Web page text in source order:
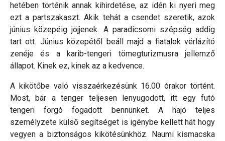
hetében történik annak kihirdetése, az idén ki nyeri meg
ezt a partszakaszt. Akik tehát a csendet szeretik, azok
június közepéig jöjjenek. A paradicsomi szépség addig
tart ott. Június közepétől beáll majd a fiatalok vérlázító
zenéje és a karib-tengeri tömegturizmusra jellemző
állapot. Kinek ez, kinek az a kedvence.
A kikötőbe való visszaérkezésünk 16.00 órakor történt.
Most, bár a tenger teljesen lenyugodott, itt egy futó
tengeri forgó fogadott bennünket. A hajó teljes
személyzete külső segítséget is igénybe kellett hát hogy
vegyen a biztonságos kikötésünkhöz. Naumi kismacska